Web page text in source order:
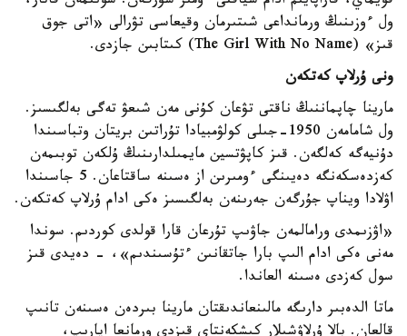
ول ءوزىنىڭ ورمانداعى شىتىرمان وقيعاسى تۋرالى «اتى جوق
قىز» (The Girl With No Name) كىتابىن جازدى.
ونى ۇرلاپ كەتكەن
مارينا چاپماننىڭ ناقتى تۋعان كۇنى مەن شىعۋ تەگى بەلگىسىز.
ول شامامەن 1950-جىلى كولۋمبيادا تۇراتىن بريتان وتباسىندا
دۇنيەگە كەلگەن. قىز كاپۋتسين مايمىلدارىنىڭ ۇلكەن توبىمەن
كەزدەسكەنگە دەيىنگى ءومىرىن از ەسىنە ساقتاعان. 5 جاسىندا
اۋلادا ويناپ جۇرگەن جەرىنەن بەلگىسىز ەكى ادام ۇرلاپ كەتكەن.
«اۋزىمدى ورامالمەن جاۋىپ تۇرعان قارا قولدى كوردىم. سوندا
مەنى ەكى ادام الىپ بارا جاتقانىن ءتۇسىندىم»، - دەيدى قىز
سول كەزدى ەسىنە العاندا.
ماتا الدەبىر دارىگە مالىنعاندىقتان مارينا بىردەن ەسىنەن تانىپ